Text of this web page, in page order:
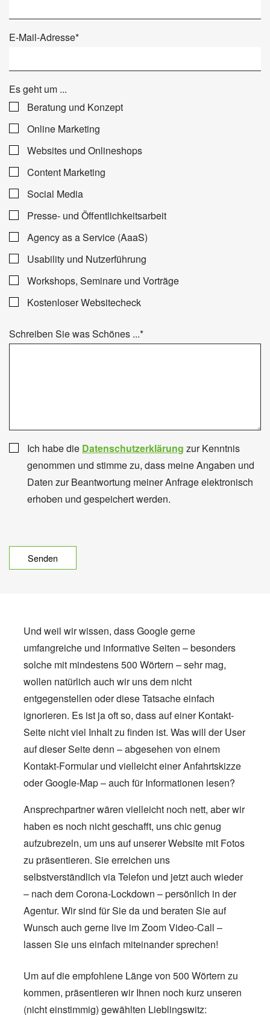
E-Mail-Adresse*
Es geht um ...
Beratung und Konzept
Online Marketing
Websites und Onlineshops
Content Marketing
Social Media
Presse- und Öffentlichkeitsarbeit
Agency as a Service (AaaS)
Usability und Nutzerführung
Workshops, Seminare und Vorträge
Kostenloser Websitecheck
Schreiben Sie was Schönes ...*
Ich habe die Datenschutzerklärung zur Kenntnis
genommen und stimme zu, dass meine Angaben und
Daten zur Beantwortung meiner Anfrage elektronisch
erhoben und gespeichert werden.
Und weil wir wissen, dass Google gerne
umfangreiche und informative Seiten – besonders
solche mit mindestens 500 Wörtern – sehr mag,
wollen natürlich auch wir uns dem nicht
entgegenstellen oder diese Tatsache einfach
ignorieren. Es ist ja oft so, dass auf einer Kontakt-
Seite nicht viel Inhalt zu finden ist. Was will der User
auf dieser Seite denn – abgesehen von einem
Kontakt-Formular und vielleicht einer Anfahrtskizze
oder Google-Map – auch für Informationen lesen?
Ansprechpartner wären vielleicht noch nett, aber wir
haben es noch nicht geschafft, uns chic genug
aufzubrezeln, um uns auf unserer Website mit Fotos
zu präsentieren. Sie erreichen uns
selbstverständlich via Telefon und jetzt auch wieder
– nach dem Corona-Lockdown – persönlich in der
Agentur. Wir sind für Sie da und beraten Sie auf
Wunsch auch gerne live im Zoom Video-Call –
lassen Sie uns einfach miteinander sprechen!
Um auf die empfohlene Länge von 500 Wörtern zu
kommen, präsentieren wir Ihnen noch kurz unseren
(nicht einstimmig) gewählten Lieblingswitz: